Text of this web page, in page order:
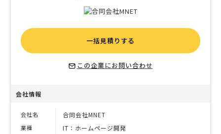
一括見積りする
この企業にお問い合わせ
会社情報
会社名 合同会社MNET
業種 IT：ホームページ開発